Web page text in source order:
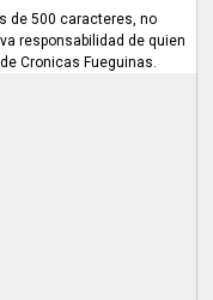
de 500 caracteres, no
responsabilidad de quien
Cronicas Fueguinas.